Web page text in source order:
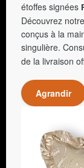
étoffes signées
Découvrez
conçus à la
singulière.
de la livraison
Agrandir